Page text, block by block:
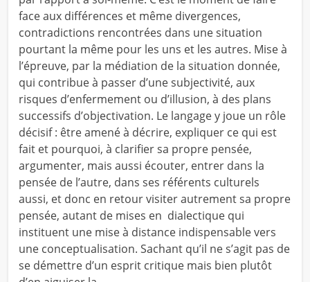
face aux différences et même divergences,
contradictions rencontrées dans une situation
pourtant la même pour les uns et les autres. Mise à
l’épreuve, par la médiation de la situation donnée,
qui contribue à passer d’une subjectivité, aux
risques d’enfermement ou d’illusion, à des plans
successifs d’objectivation. Le langage y joue un rôle
décisif : être amené à décrire, expliquer ce qui est
fait et pourquoi, à clarifier sa propre pensée,
argumenter, mais aussi écouter, entrer dans la
pensée de l’autre, dans ses référents culturels
aussi, et donc en retour visiter autrement sa propre
pensée, autant de mises en dialectique qui
instituent une mise à distance indispensable vers
une conceptualisation. Sachant qu’il ne s’agit pas de
se démettre d’un esprit critique mais bien plutôt